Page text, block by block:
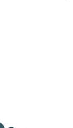
és de 0